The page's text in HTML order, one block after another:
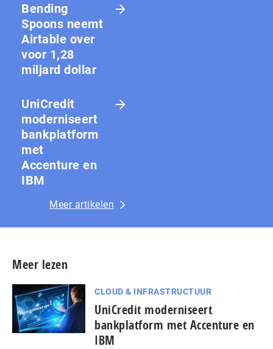
Bending
Spoons neemt
Airtable over
voor 1,28
miljard dollar
UniCredit
moderniseert
bankplatform
met
Accenture en
IBM
Meer artikelen
Meer lezen
CLOUD & INFRASTRUCTUUR
UniCredit moderniseert
bankplatform met Accenture en
IBM